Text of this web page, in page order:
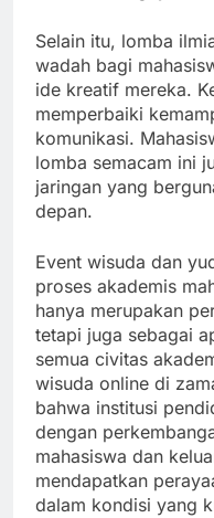
Selain itu, lomba
wadah bagi
ide kreatif mereka.
memperbaiki
komunikasi.
lomba semacam ini
jaringan yang
depan.
Event wisuda dan
proses akademis
hanya merupakan
tetapi juga sebagai
semua civitas
wisuda online di
bahwa institusi
dengan
mahasiswa dan
mendapatkan
dalam kondisi yang